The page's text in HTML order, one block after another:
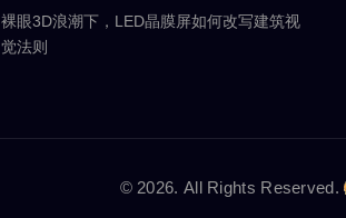
裸眼3D浪潮下，LED晶膜屏如何改写建筑视
觉法则
© 2026. All Rights Reserved.